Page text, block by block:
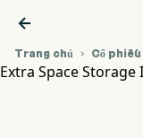

Trang chủ  Cổ phiếu
Extra Space Storage